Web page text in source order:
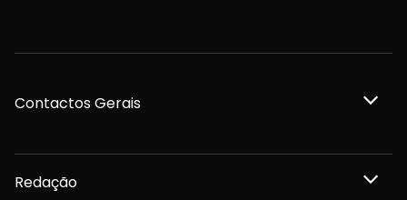
Contactos Gerais
Redação